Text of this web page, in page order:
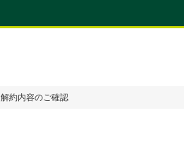
解約内容のご確認